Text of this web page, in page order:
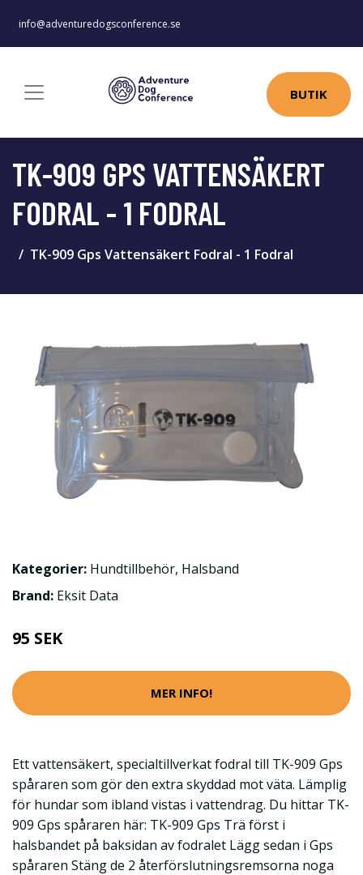
info@adventuredogsconference.se
BUTIK
TK-909 GPS VATTENSÄKERT
FODRAL - 1 FODRAL
TK-909 Gps Vattensäkert Fodral - 1 Fodral
Kategorier: Hundtillbehör, Halsband
Brand: Eksit Data
95 SEK
MER INFO!
Ett vattensäkert, specialtillverkat fodral till TK-909 Gps
spåraren som gör den extra skyddad mot väta. Lämplig
för hundar som ibland vistas i vattendrag. Du hittar TK-
909 Gps spåraren här: TK-909 Gps Trä först i
halsbandet på baksidan av fodralet Lägg sedan i Gps
spåraren Stäng de 2 återförslutningsremsorna noga